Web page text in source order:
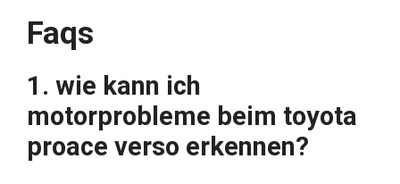
Faqs
1. wie kann ich
motorprobleme beim toyota
proace verso erkennen?